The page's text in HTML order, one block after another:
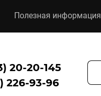
Полезная информация
20-20-145
226-93-96